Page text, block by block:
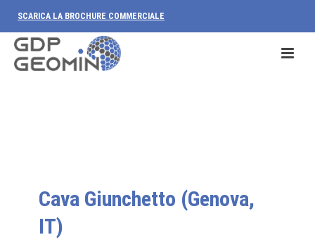
SCARICA LA BROCHURE COMMERCIALE
Cava Giunchetto (Genova,
IT)